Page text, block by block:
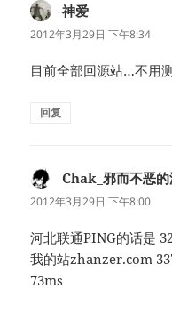
神爱
道：
2012年3月29日 下午8:34
目前全部回源站…不用
回复
Chak_邪而不恶的
2012年3月29日 下午8:00
河北联通PING的话是
我的站zhanzer.com
73ms